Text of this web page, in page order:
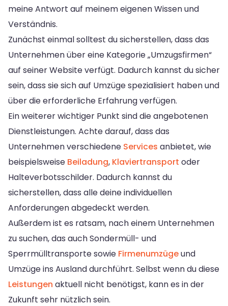
meine Antwort auf meinem eigenen Wissen und
Verständnis.
Zunächst einmal solltest du sicherstellen, dass das
Unternehmen über eine Kategorie „Umzugsfirmen“
auf seiner Website verfügt. Dadurch kannst du sicher
sein, dass sie sich auf Umzüge spezialisiert haben und
über die erforderliche Erfahrung verfügen.
Ein weiterer wichtiger Punkt sind die angebotenen
Dienstleistungen. Achte darauf, dass das
Unternehmen verschiedene Services anbietet, wie
beispielsweise Beiladung, Klaviertransport oder
Halteverbotsschilder. Dadurch kannst du
sicherstellen, dass alle deine individuellen
Anforderungen abgedeckt werden.
Außerdem ist es ratsam, nach einem Unternehmen
zu suchen, das auch Sondermüll- und
Sperrmülltransporte sowie Firmenumzügeund
Umzüge ins Ausland durchführt. Selbst wenn du diese
Leistungen aktuell nicht benötigst, kann es in der
Zukunft sehr nützlich sein.